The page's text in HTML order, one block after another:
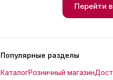
Перейти
Популярные разделы
КаталогРозничный магазин